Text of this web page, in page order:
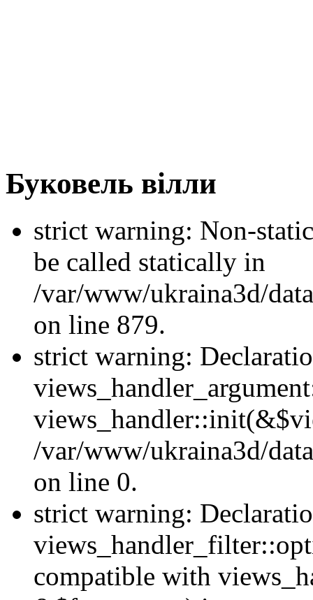
Буковель вілли
strict warning: Non-
be called statically in
/var/www/ukraina3d/
on line 879.
strict warning:
/var/www/ukraina3d/
on line 0.
strict warning:
compatible with